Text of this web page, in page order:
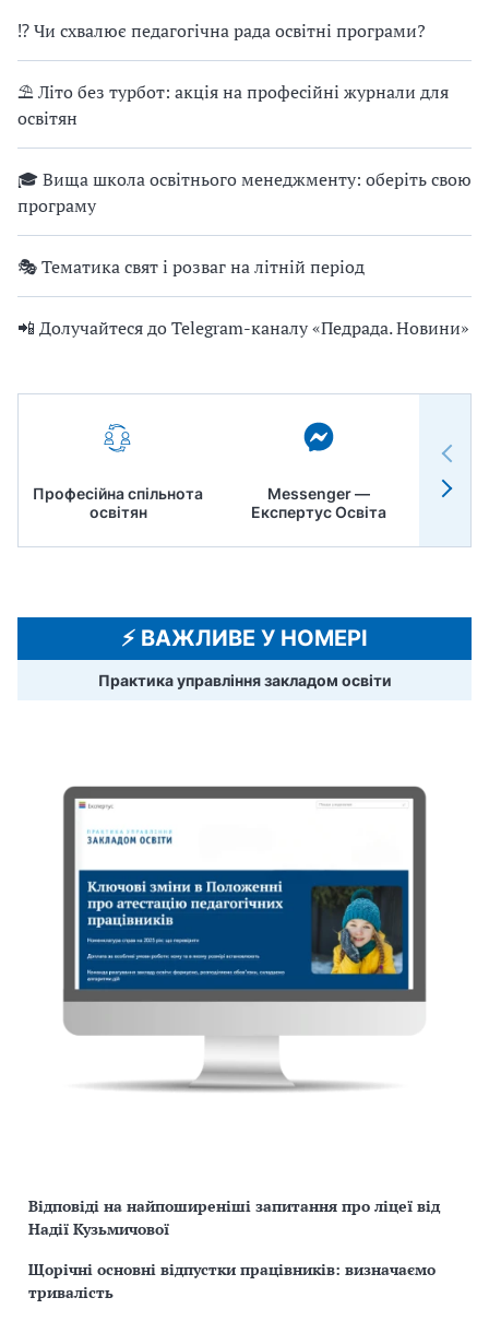
⁉ Чи схвалює педагогічна рада освітні програми?
⛱ Літо без турбот: акція на професійні журнали для
освітян
🎓 Вища школа освітнього менеджменту: оберіть свою
програму
🎭 Тематика свят і розваг на літній період
📲 Долучайтеся до Telegram-каналу «Педрада. Новини»
Професійна спільнота
освітян
Messenger —
Експертус Освіта
⚡️ ВАЖЛИВЕ У НОМЕРІ
Практика управління закладом освіти
Відповіді на найпоширеніші запитання про ліцеї від
Надії Кузьмичової
Щорічні основні відпустки працівників: визначаємо
тривалість